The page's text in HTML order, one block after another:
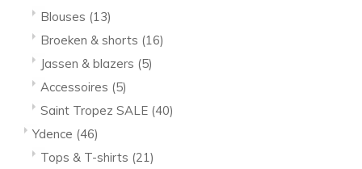
Blouses (13)
Broeken & shorts (16)
Jassen & blazers (5)
Accessoires (5)
Saint Tropez SALE (40)
Ydence (46)
Tops & T-shirts (21)